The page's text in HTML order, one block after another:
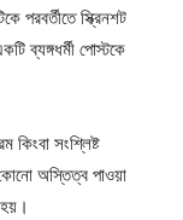
পরবর্তীতে স্ক্রিনশট
ব্যঙ্গধর্মী পোস্টকে
কিংবা সংশ্লিষ্ট
অস্তিত্ব পাওয়া